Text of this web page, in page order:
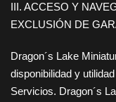
III. ACCESO Y
EXCLUSIÓN DE
Dragon´s Lake
disponibilidad y
Servicios. Dragon´s